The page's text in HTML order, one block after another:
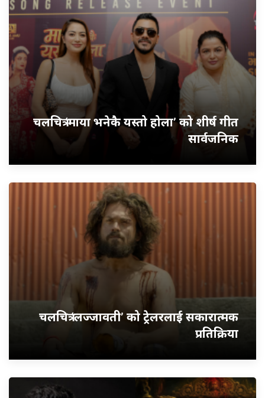
चलचित्र ‘माया भनेकै यस्तो होला’ को शीर्ष गीत
सार्वजनिक
चलचित्र ‘लज्जावती’ को ट्रेलरलाई सकारात्मक
प्रतिक्रिया